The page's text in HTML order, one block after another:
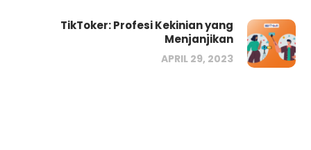
TikToker: Profesi Kekinian yang
Menjanjikan
APRIL 29, 2023